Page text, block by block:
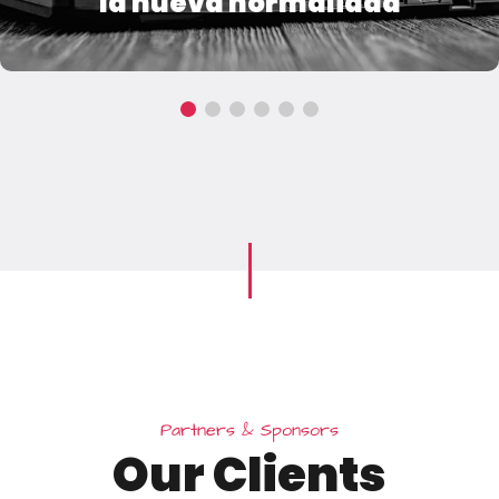
Partners & Sponsors
OurClients